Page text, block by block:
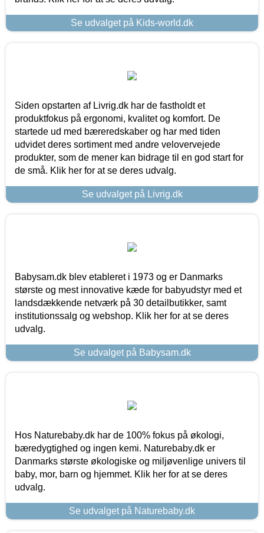
Se udvalget på Kids-world.dk
Siden opstarten af Livrig.dk har de fastholdt et
produktfokus på ergonomi, kvalitet og komfort. De
startede ud med bæreredskaber og har med tiden
udvidet deres sortiment med andre velovervejede
produkter, som de mener kan bidrage til en god start for
de små. Klik her for at se deres udvalg.
Se udvalget på Livrig.dk
Babysam.dk blev etableret i 1973 og er Danmarks
største og mest innovative kæde for babyudstyr med et
landsdækkende netværk på 30 detailbutikker, samt
institutionssalg og webshop. Klik her for at se deres
udvalg.
Se udvalget på Babysam.dk
Hos Naturebaby.dk har de 100% fokus på økologi,
bæredygtighed og ingen kemi. Naturebaby.dk er
Danmarks største økologiske og miljøvenlige univers til
baby, mor, barn og hjemmet. Klik her for at se deres
udvalg.
Se udvalget på Naturebaby.dk